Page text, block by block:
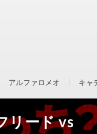
アルファロメオ キャ
リード vs